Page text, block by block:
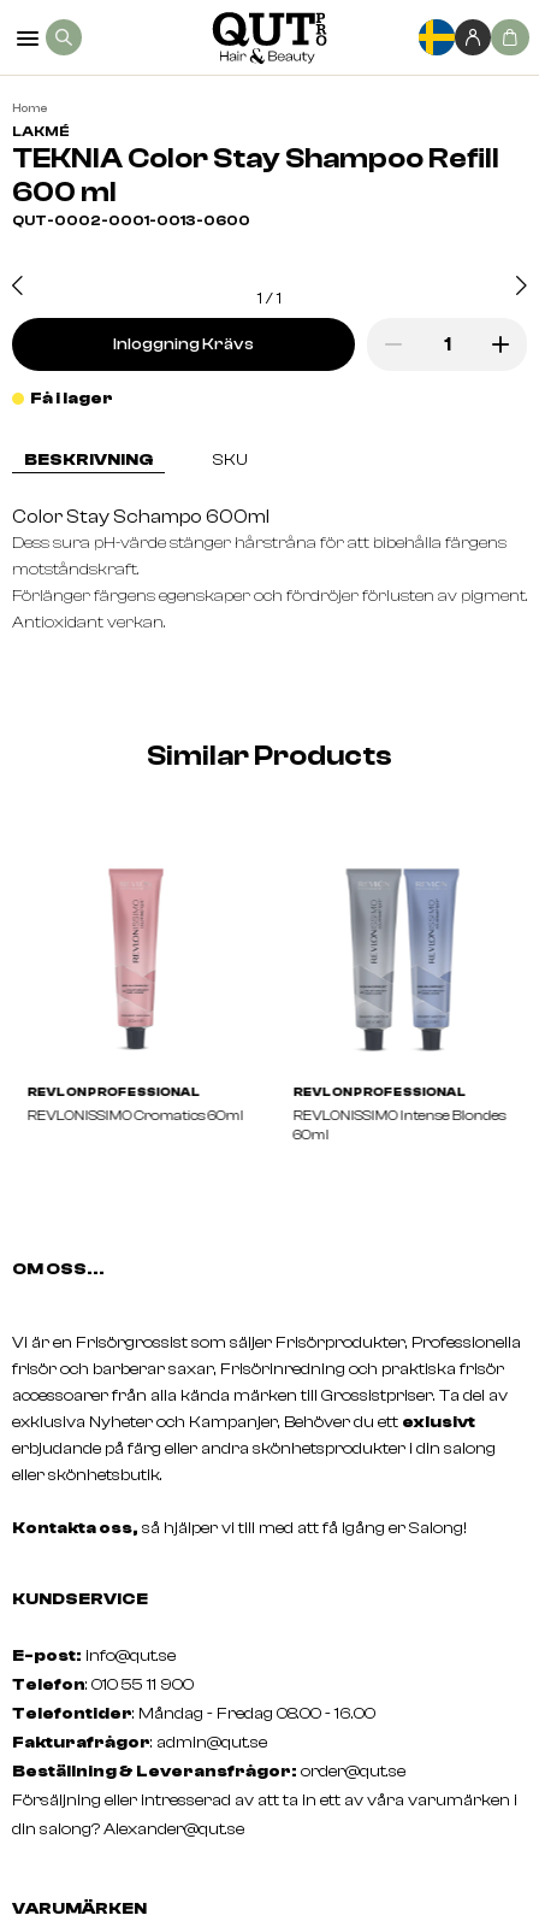
Home
LAKMÉ
TEKNIA Color Stay Shampoo Refill
600 ml
QUT-0002-0001-0013-0600
1 /1
Inloggning Krävs
Få i lager
BESKRIVNING SKU
Color Stay Schampo 600ml
Dess sura pH-värde stänger hårstråna för att bibehålla färgens
motståndskraft.
Förlänger färgens egenskaper och fördröjer förlusten av pigment.
Antioxidant verkan.
Similar Products
60ml
OM OSS...
Vi är en Frisörgrossist som säljer Frisörprodukter, Professionella
frisör och barberar saxar, Frisörinredning och praktiska frisör
accessoarer från alla kända märken till Grossistpriser. Ta del av
exklusiva Nyheter och Kampanjer, Behöver du ett exlusivt
erbjudande på färg eller andra skönhetsprodukter i din salong
eller skönhetsbutik.
Kontakta oss, så hjälper vi till med att få igång er Salong!
KUNDSERVICE
E-post: info@qut.se
Telefon: 010 55 11 900
Telefontider: Måndag - Fredag 08.00 - 16.00
Fakturafrågor: admin@qut.se
Beställning & Leveransfrågor: order@qut.se
Försäljning eller intresserad av att ta in ett av våra varumärken i
din salong?Alexander@qut.se
VARUMÄRKEN